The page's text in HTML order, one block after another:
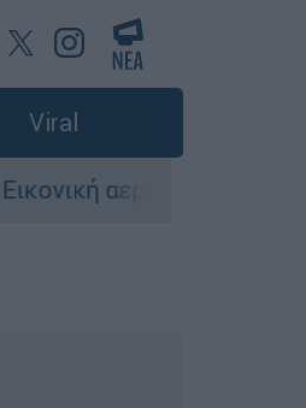
Viral
ανάμεσα σε